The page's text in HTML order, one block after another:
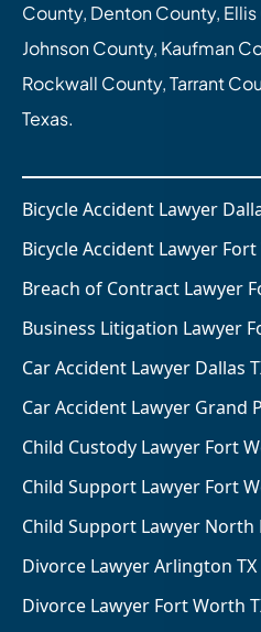
County, Denton County,
Johnson County, Kaufman
Rockwall County, Tarrant
Texas.
Bicycle Accident Lawyer
Bicycle Accident Lawyer
Breach of Contract Lawyer
Business Litigation Lawyer
Car Accident Lawyer Dallas
Car Accident Lawyer Grand
Child Custody Lawyer Fort
Child Support Lawyer Fort
Child Support Lawyer North
Divorce Lawyer Arlington TX
Divorce Lawyer Fort Worth